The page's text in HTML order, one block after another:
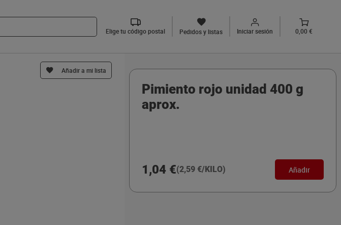
Elige tu código postal Pedidos y listas Iniciar sesión 0,00 €
Añadir a mi lista
Pimiento rojo unidad 400 g
aprox.
1,04 €(2,59 €/KILO) Añadir